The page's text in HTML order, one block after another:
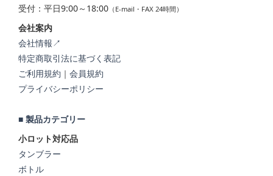
受付：平日9:00～18:00 （E-mail・FAX 24時間）
会社案内
会社情報↗
特定商取引法に基づく表記
ご利用規約 ｜ 会員規約
プライバシーポリシー
■ 製品カテゴリー
小ロット対応品
タンブラー
ボトル